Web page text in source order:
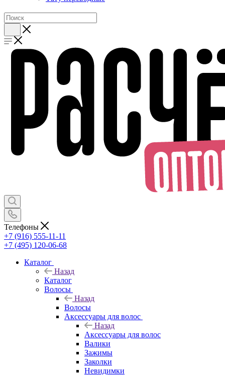
Телефоны
+7 (916) 555-11-11
+7 (495) 120-06-68
Каталог
Назад
Каталог
Волосы
Назад
Волосы
Аксессуары для волос
Назад
Аксессуары для волос
Валики
Зажимы
Заколки
Невидимки